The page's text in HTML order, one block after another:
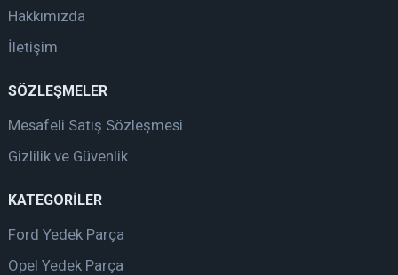
Hakkımızda
İletişim
SÖZLEŞMELER
Mesafeli Satış Sözleşmesi
Gizlilik ve Güvenlik
KATEGORİLER
Ford Yedek Parça
Opel Yedek Parça